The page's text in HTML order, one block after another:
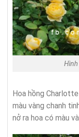
Hoa hồng
màu vàng chanh
nở ra hoa có màu